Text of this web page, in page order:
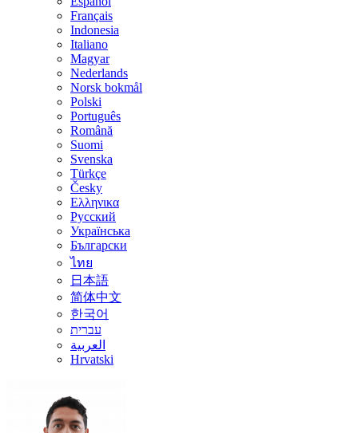
Français
Indonesia
Italiano
Magyar
Nederlands
Norsk bokmål
Polski
Português
Română
Suomi
Svenska
Türkçe
Česky
Ελληνικα
Русский
Українська
Български
ไทย
日本語
简体中文
한국어
עברית
العربية
Hrvatski